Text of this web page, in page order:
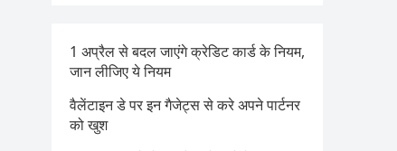
1 अप्रैल से बदल जाएंगे क्रेडिट कार्ड के नियम,
जान लीजिए ये नियम
वैलेंटाइन डे पर इन गैजेट्स से करे अपने पार्टनर
को खुश